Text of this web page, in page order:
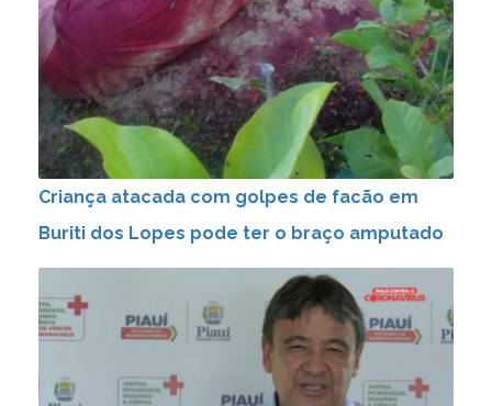
Criança atacada com golpes de facão em
Buriti dos Lopes pode ter o braço amputado